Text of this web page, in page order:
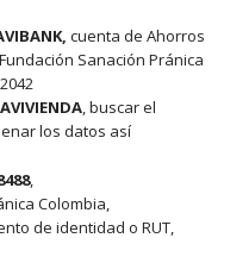
cuenta de Ahorros
Sanación Pránica
, buscar el
los datos así
,
Colombia,
de identidad o RUT,